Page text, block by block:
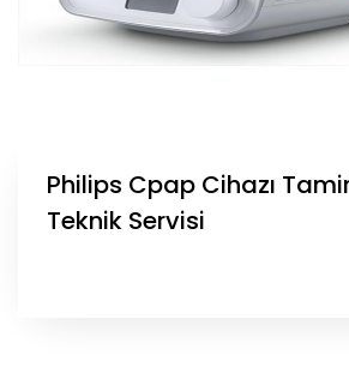
Philips Cpap Cihazı
Teknik Servisi